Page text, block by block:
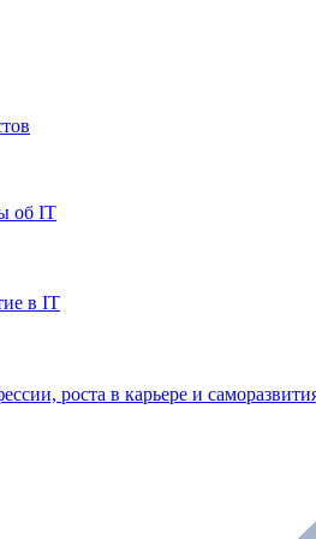
об IT
в IT
роста в карьере и